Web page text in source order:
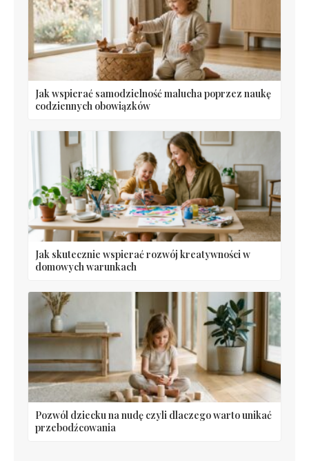
Jak wspierać samodzielność malucha poprzez naukę
codziennych obowiązków
Jak skutecznie wspierać rozwój kreatywności w
domowych warunkach
Pozwól dziecku na nudę czyli dlaczego warto unikać
przebodźcowania